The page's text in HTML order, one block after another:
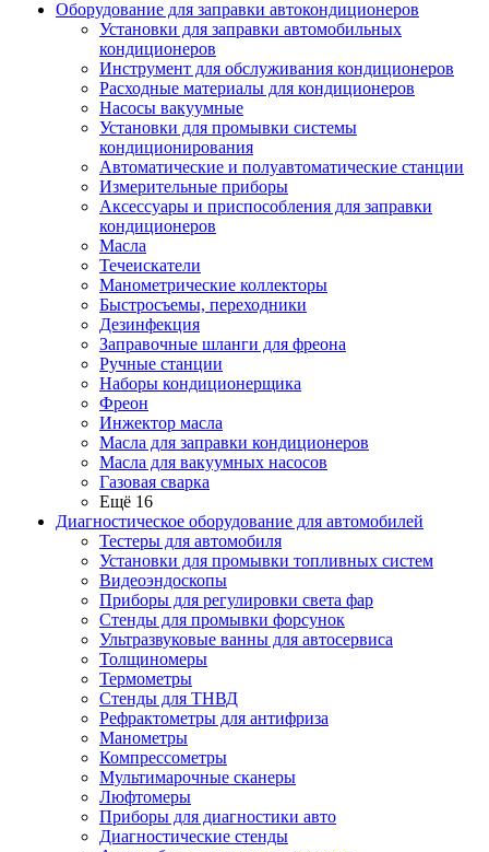
Оборудование для заправки автокондиционеров
Установки для заправки автомобильных
кондиционеров
Инструмент для обслуживания кондиционеров
Расходные материалы для кондиционеров
Насосы вакуумные
Установки для промывки системы
кондиционирования
Автоматические и полуавтоматические станции
Измерительные приборы
Аксессуары и приспособления для заправки
кондиционеров
Масла
Течеискатели
Манометрические коллекторы
Быстросъемы, переходники
Дезинфекция
Заправочные шланги для фреона
Ручные станции
Наборы кондиционерщика
Фреон
Инжектор масла
Масла для заправки кондиционеров
Масла для вакуумных насосов
Газовая сварка
Ещё 16
Диагностическое оборудование для автомобилей
Тестеры для автомобиля
Установки для промывки топливных систем
Видеоэндоскопы
Приборы для регулировки света фар
Стенды для промывки форсунок
Ультразвуковые ванны для автосервиса
Толщиномеры
Термометры
Стенды для ТНВД
Рефрактометры для антифриза
Манометры
Компрессометры
Мультимарочные сканеры
Люфтомеры
Приборы для диагностики авто
Диагностические стенды